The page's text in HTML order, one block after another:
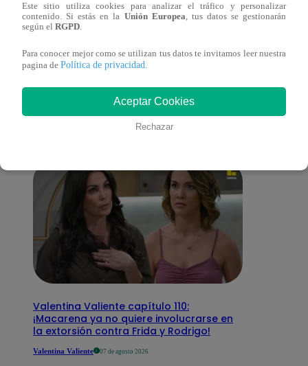
También te puede
interesar
Valentina Valiente capítulo 110:
¡Macarena ya no quiere involucrarse en
la extorsión contra Frida y Rodrigo!
Valentina Valiente 07 de agosto 2026
Este sitio utiliza cookies para analizar el tráfico y personalizar
contenido. Si estás en la Unión Europea , tus datos se gestionarán
según el RGPD
Para conocer mejor como se utilizan tus datos te invitamos leer nuestra
pagina de Política de privacidad
Aceptar Cookies
Rechazar